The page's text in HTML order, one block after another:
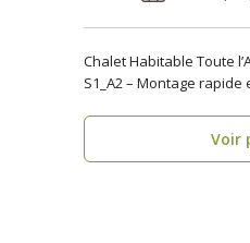
Chalet Habitable Toute
S1_A2 – Montage
Voir